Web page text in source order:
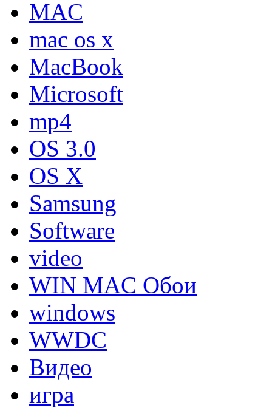
MAC
mac os x
MacBook
Microsoft
mp4
OS 3.0
OS X
Samsung
Software
video
WIN MAC Обои
windows
WWDC
Видео
игра